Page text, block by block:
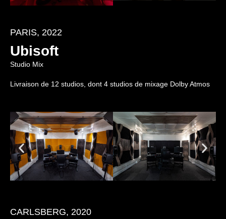
PARIS, 2022
Ubisoft
Studio Mix
Livraison de 12 studios, dont 4 studios de mixage Dolby Atmos
CARLSBERG, 2020